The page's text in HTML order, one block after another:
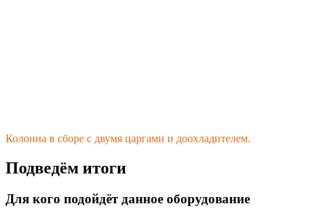
Колонна в сборе с двумя царгами и доохладителем.
Подведём итоги
Для кого подойдёт данное оборудование